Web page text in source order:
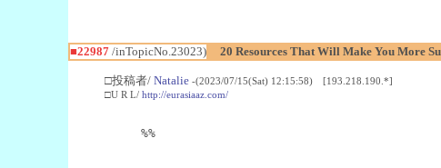
■22987/inTopicNo.23023) 20 Resources That Will Make You More
□投稿者/ Natalie -(2023/07/15(Sat) 12:15:58) [193.218.190.*]
□U R L/ http://eurasiaaz.com/
%%